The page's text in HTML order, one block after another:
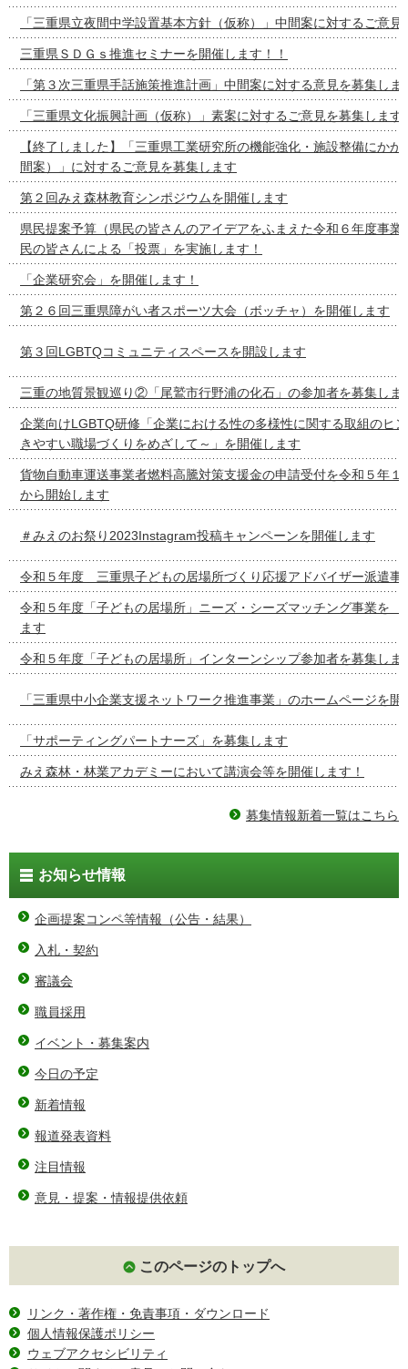
「三重県立夜間中学設置基本方針（仮称）」中間案に対するご意見
三重県ＳＤＧｓ推進セミナーを開催します！！
「第３次三重県手話施策推進計画」中間案に対する意見を募集しま
「三重県文化振興計画（仮称）」素案に対するご意見を募集します
【終了しました】「三重県工業研究所の機能強化・施設整備にか
間案）」に対するご意見を募集します
第２回みえ森林教育シンポジウムを開催します
県民提案予算（県民の皆さんのアイデアをふまえた令和６年度事業
民の皆さんによる「投票」を実施します！
「企業研究会」を開催します！
第２６回三重県障がい者スポーツ大会（ボッチャ）を開催します
第３回LGBTQコミュニティスペースを開設します
三重の地質景観巡り②「尾鷲市行野浦の化石」の参加者を募集しま
企業向けLGBTQ研修「企業における性の多様性に関する取組のヒ
きやすい職場づくりをめざして～」を開催します
貨物自動車運送事業者燃料高騰対策支援金の申請受付を令和５年１
から開始します
＃みえのお祭り2023Instagram投稿キャンペーンを開催します
令和５年度 三重県子どもの居場所づくり応援アドバイザー派遣事
令和５年度「子どもの居場所」ニーズ・シーズマッチング
ます
令和５年度「子どもの居場所」インターンシップ参加者を募集しま
「三重県中小企業支援ネットワーク推進事業」のホームページを開
「サポーティングパートナーズ」を募集します
みえ森林・林業アカデミーにおいて講演会等を開催します！
募集情報新着一覧はこちら
お知らせ情報
企画提案コンペ等情報（公告・結果）
入札・契約
審議会
職員採用
イベント・募集案内
今日の予定
新着情報
報道発表資料
注目情報
意見・提案・情報提供依頼
このページのトップへ
リンク・著作権・免責事項・ダウンロード
個人情報保護ポリシー
ウェブアクセシビリティ